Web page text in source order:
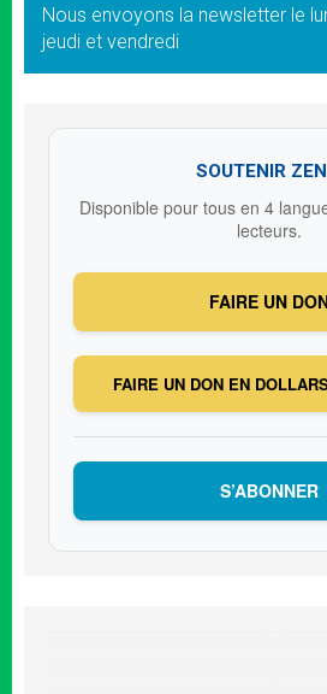
Nous envoyons la newsletter le
jeudi et vendredi
SOUTENIR
Disponible pour tous en 4
lecteurs.
FAIRE UN
FAIRE UN DON EN
S’ABONNER